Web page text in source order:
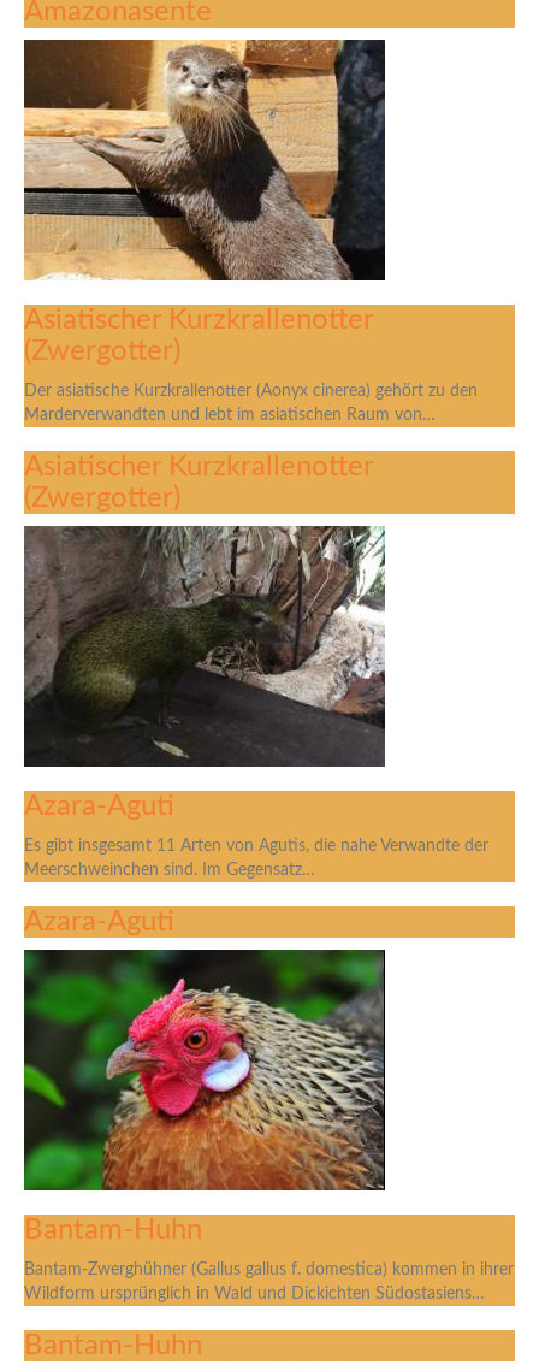
Amazonasente
Asiatischer Kurzkrallenotter
(Zwergotter)
Der asiatische Kurzkrallenotter (Aonyx cinerea) gehört zu den
Marderverwandten und lebt im asiatischen Raum von…
Asiatischer Kurzkrallenotter
(Zwergotter)
Azara-Aguti
Es gibt insgesamt 11 Arten von Agutis, die nahe Verwandte der
Meerschweinchen sind. Im Gegensatz…
Azara-Aguti
Bantam-Huhn
Bantam-Zwerghühner (Gallus gallus f. domestica) kommen in ihrer
Wildform ursprünglich in Wald und Dickichten Südostasiens…
Bantam-Huhn